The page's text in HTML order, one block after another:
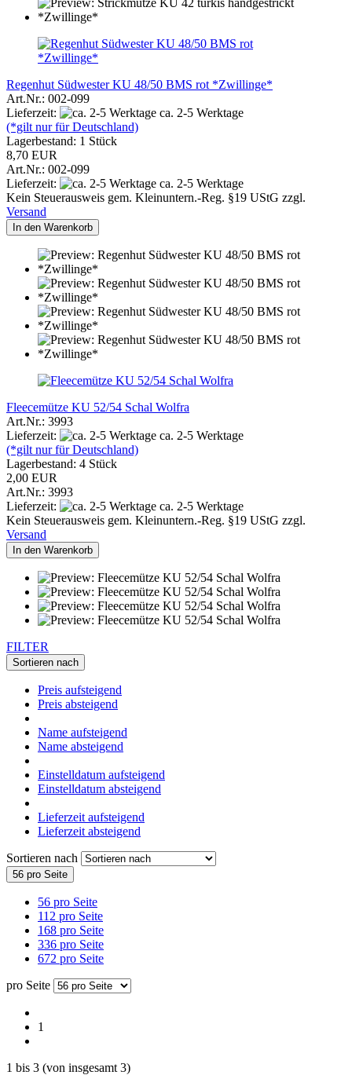
Regenhut Südwester KU 48/50 BMS rot *Zwillinge*
Art.Nr.: 002-099
Lieferzeit:
ca. 2-5 Werktage
(*gilt nur für Deutschland)
Lagerbestand: 1 Stück
8,70 EUR
Art.Nr.: 002-099
Lieferzeit:
ca. 2-5 Werktage
Kein Steuerausweis gem. Kleinuntern.-Reg. §19 UStG zzgl.
Versand
In den Warenkorb
Fleecemütze KU 52/54 Schal Wolfra
Art.Nr.: 3993
Lieferzeit:
ca. 2-5 Werktage
(*gilt nur für Deutschland)
Lagerbestand: 4 Stück
2,00 EUR
Art.Nr.: 3993
Lieferzeit:
ca. 2-5 Werktage
Kein Steuerausweis gem. Kleinuntern.-Reg. §19 UStG zzgl.
Versand
In den Warenkorb
FILTER
Sortieren nach
Preis aufsteigend
Preis absteigend
Name aufsteigend
Name absteigend
Einstelldatum aufsteigend
Einstelldatum absteigend
Lieferzeit aufsteigend
Lieferzeit absteigend
Sortieren nach
56 pro Seite
56 pro Seite
112 pro Seite
168 pro Seite
336 pro Seite
672 pro Seite
pro Seite
1
1 bis 3 (von insgesamt 3)